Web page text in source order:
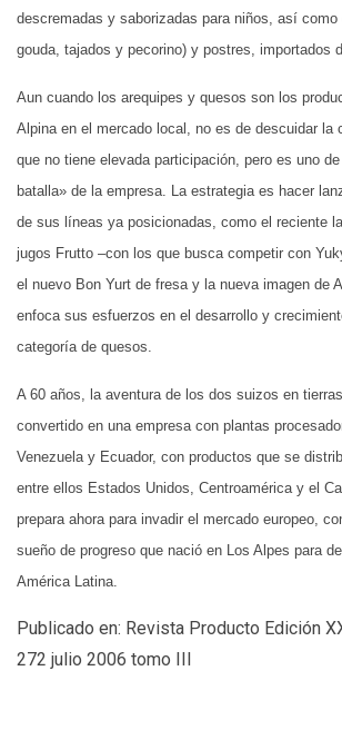
descremadas y saborizadas para niños, así como
gouda, tajados y pecorino) y postres, importados
Aun cuando los arequipes y quesos son los
Alpina en el mercado local, no es de descuidar la
que no tiene elevada participación, pero es uno
batalla» de la empresa. La estrategia es hacer
de sus líneas ya posicionadas, como el reciente
jugos Frutto –con los que busca competir con
el nuevo Bon Yurt de fresa y la nueva imagen de
enfoca sus esfuerzos en el desarrollo y
categoría de quesos.
A 60 años, la aventura de los dos suizos en
convertido en una empresa con plantas
Venezuela y Ecuador, con productos que se
entre ellos Estados Unidos, Centroamérica y el
prepara ahora para invadir el mercado europeo,
sueño de progreso que nació en Los Alpes para
América Latina.
Publicado en: Revista Producto Edición
272 julio 2006 tomo III